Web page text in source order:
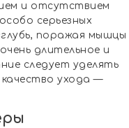
и отсутствием
серьезных
поражая мышцы
длительное и
следует уделять
качество ухода —